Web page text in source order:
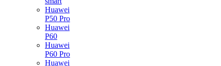
Huawei
P50 Pro
Huawei
P60
Huawei
P60 Pro
Huawei